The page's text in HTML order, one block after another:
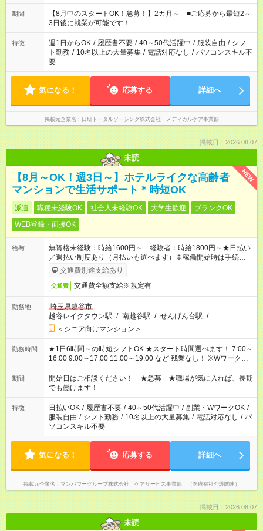
今ご覧のお仕事で希望する勤務時間と、もう1つのお仕事の勤務
時間。 合計で週40時間を超える場合は応募できません。
期間
【8月中のスタートOK！急募！】2カ月～ ■ご応募から最短2～
3日後に就業が可能です！
特徴 週1日からOK / 履歴書不要 / 40～50代活躍中 / 服装自由 / シフ
ト勤務 / 10名以上の大量募集 / 電話対応なし / パソコンスキル不
要
気になる！ 応募する 詳細へ
掲載元企業名 日研トータルソーシング株式会社 メディカルケア事業部
掲載日：2026.08.07
未読
NEW
【8月～OK！週3日～】ホテルライクな高齢者
マンションで生活サポート＊時短OK
派遣 職種未経験OK 社会人未経験OK 大学生歓迎
ブランクOK
WEB登録・面接OK
給与
無資格未経験：時給1600円～ 経験者：時給1800円～★日払い
／週払い制度あり（月払いも選べます）※稼働開始時は手続き完
了次第のお支払いとなります。
交通費別途支給あり
交通費 交通費全額支給※規定有
勤務地
埼玉県越谷市
越谷レイクタウン駅 / 南越谷駅 / せんげん台駅 / …
＜シニア向けマンション＞
勤務時間
★1日6時間～の時短シフトOK ★スタート時間選べます！ 7:00～
16:00 9:00～17:00 11:00～19:00 など 残業なし！ ※Wワークの
場合、他のお仕事と合わせ週40時間超の就業はご案内できませ
ん ※法令に基づき、週20時間以上勤務は社会保険への加入対象
となります ※労働者派遣法（日雇い派遣の原則禁止）により、
短時間・短期間の就業はご案内が難しい場合があります
期間
開始日はご相談ください！ ★急募 ★職場が気に入れば、長期
でも働けます！
特徴 日払いOK / 履歴書不要 / 40～50代活躍中 / 副業・WワークOK /
服装自由 / シフト勤務 / 10名以上の大量募集 / 電話対応なし / パ
ソコンスキル不要
気になる！ 応募する 詳細へ
掲載元企業名 マンパワーグループ株式会社 ケアサービス事業部 （医療福祉介護関連）
掲載日：2026.08.07
未読